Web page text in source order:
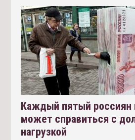
Каждый пятый россиян
может справиться с
нагрузкой